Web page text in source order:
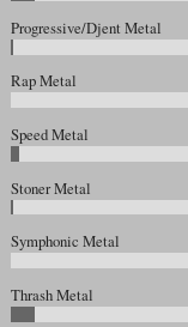
Progressive/Djent Metal
Rap Metal
Speed Metal
Stoner Metal
Symphonic Metal
Thrash Metal